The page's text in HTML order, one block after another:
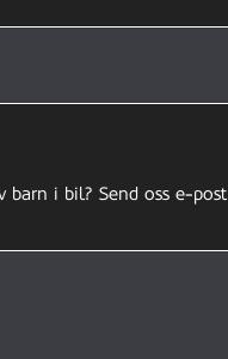
barn i bil? Send oss e-